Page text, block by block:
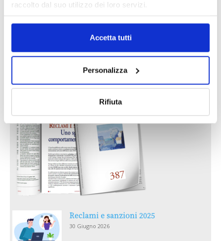
raccolto dal suo utilizzo dei loro servizi.
Accetta tutti
Personalizza
Rifiuta
1 Luglio 2026
IL MENSILE ASSINEWS LUGLIO-
AGOSTO 2026
Reclami e sanzioni 2025
30 Giugno 2026